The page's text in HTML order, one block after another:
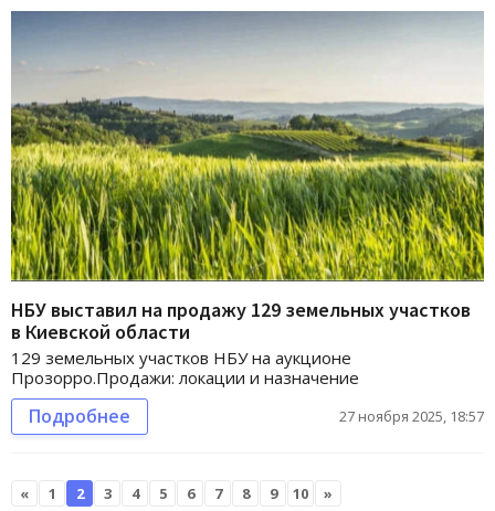
НБУ выставил на продажу 129 земельных участков
в Киевской области
129 земельных участков НБУ на аукционе
Прозорро.Продажи: локации и назначение
Подробнее 27 ноября 2025, 18:57
« 1 2 3 4 5 6 7 8 9 10 »